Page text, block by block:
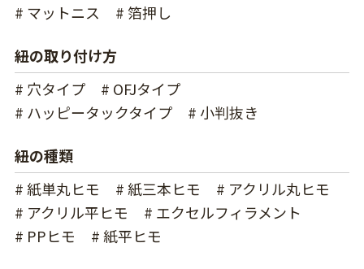
# マットニス
# 箔押し
紐の取り付け方
# 穴タイプ
# OFJタイプ
# ハッピータックタイプ
# 小判抜き
紐の種類
# 紙単丸ヒモ
# 紙三本ヒモ
# アクリル丸ヒモ
# アクリル平ヒモ
# エクセルフィラメント
# PPヒモ
# 紙平ヒモ